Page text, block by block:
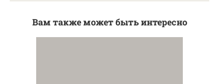
Вам также может быть интересно